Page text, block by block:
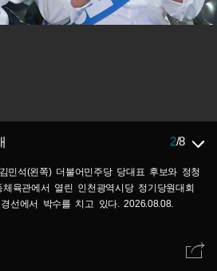
2/8
민석(왼쪽) 더불어민주당 당대표 후보와 정청
육관에서 열린 인천광역시당 정기당원대회
선에서 박수를 치고 있다. 2026.08.08.